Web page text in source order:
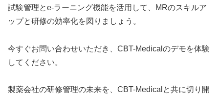
試験管理とe-ラーニング機能を活用して、MRのスキルア
ップと研修の効率化を図りましょう。
今すぐお問い合わせいただき、CBT-Medicalのデモを体験
してください。
製薬会社の研修管理の未来を、CBT-Medicalと共に切り開